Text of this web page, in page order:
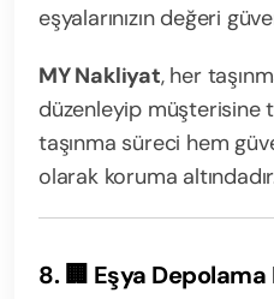
eşyalarınızın değeri
MY Nakliyat, her
düzenleyip müşterisine
taşınma süreci hem
olarak koruma
8. 🏢 Eşya